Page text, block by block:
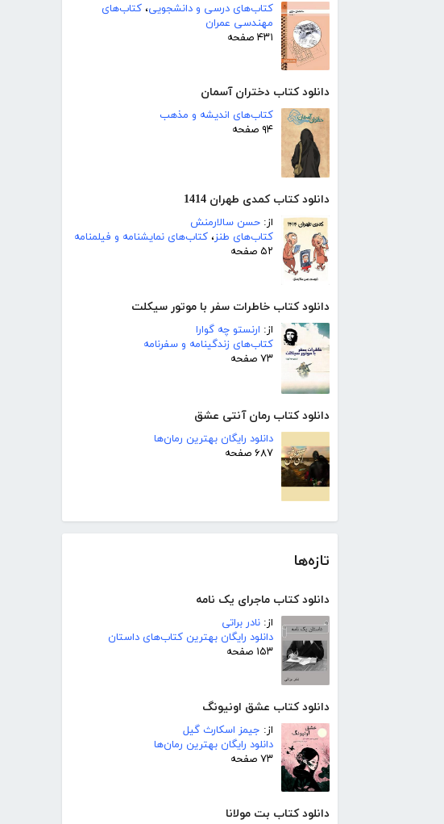
کتاب‌های درسی و دانشجویی، کتاب‌های
مهندسی عمران
۴۳۱ صفحه
دانلود کتاب دختران آسمان
کتاب‌های اندیشه و مذهب
۹۴ صفحه
دانلود کتاب کمدی طهران 1414
از: حسن سالارمنش
کتاب‌های طنز، کتاب‌های نمایشنامه و فیلمنامه
۵۲ صفحه
دانلود کتاب خاطرات سفر با موتور سیکلت
از: ارنستو چه گوارا
کتاب‌های زندگینامه و سفرنامه
۷۳ صفحه
دانلود کتاب رمان آنتی عشق
دانلود رایگان بهترین رمان‌ها
۶۸۷ صفحه
تازه‌ها
دانلود کتاب ماجرای یک نامه
از: نادر براتی
دانلود رایگان بهترین کتاب‌های داستان
۱۵۳ صفحه
دانلود کتاب عشق اونیونگ
از: جیمز اسکارث گیل
دانلود رایگان بهترین رمان‌ها
۷۳ صفحه
دانلود کتاب بت مولانا